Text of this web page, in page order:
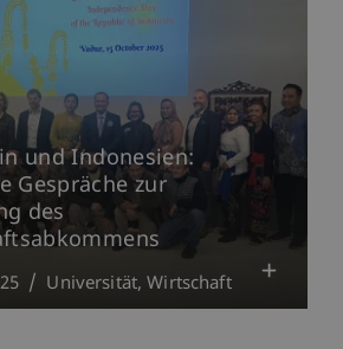
und Indonesien:
Gespräche zur
des
Universität Wirtschaft